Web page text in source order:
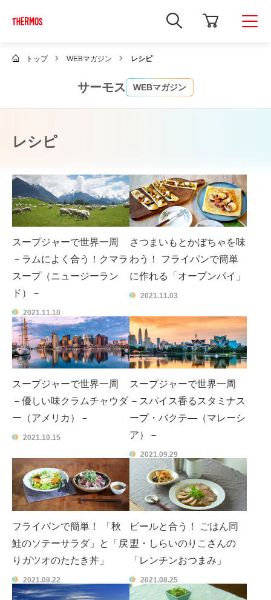
新
し
ウ
で
開
き
ま
す
トップ WEBマガジン レシピ
サーモス WEBマガジン
レシピ
スープジャーで世界一周
－ラムによく合う！クマラ
スープ（ニュージーラン
ド）－
2021.11.10
さつまいもとかぼちゃを味
わう！ フライパンで簡単
に作れる「オープンパイ」
2021.11.03
スープジャーで世界一周
－優しい味クラムチャウダ
ー（アメリカ）－
2021.10.15
スープジャーで世界一周
－スパイス香るスタミナス
ープ・バクテ―（マレーシ
ア）－
2021.09.29
フライパンで簡単！ 「秋
鮭のソテーサラダ」と「戻
りガツオのたたき丼」
2021.09.22
ビールと合う！ ごはん同
盟・しらいのりこさんの
「レンチンおつまみ」
2021.08.25